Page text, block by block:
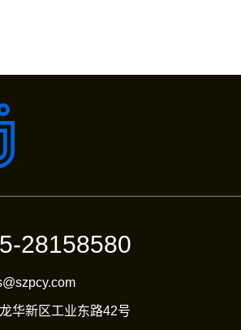
28158580
华新区工业东路42号